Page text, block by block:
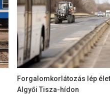
Forgalomkorlátozás lép
Algyői Tisza-hídon